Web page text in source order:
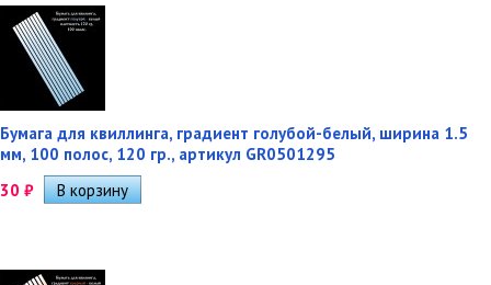
Бумага для квиллинга, градиент голубой-белый, ширина 1.5
мм, 100 полос, 120 гр., артикул GR0501295
30 ₽